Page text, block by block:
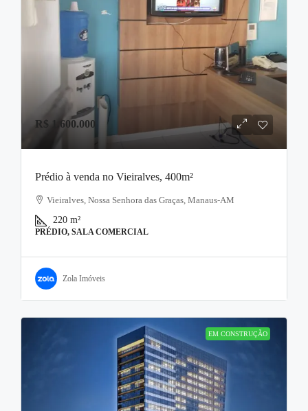
R$ 1.600.000
Prédio à venda no Vieiralves, 400m²
Vieiralves, Nossa Senhora das Graças, Manaus-AM
220 m²
PRÉDIO, SALA COMERCIAL
Zola Imóveis
EM CONSTRUÇÃO